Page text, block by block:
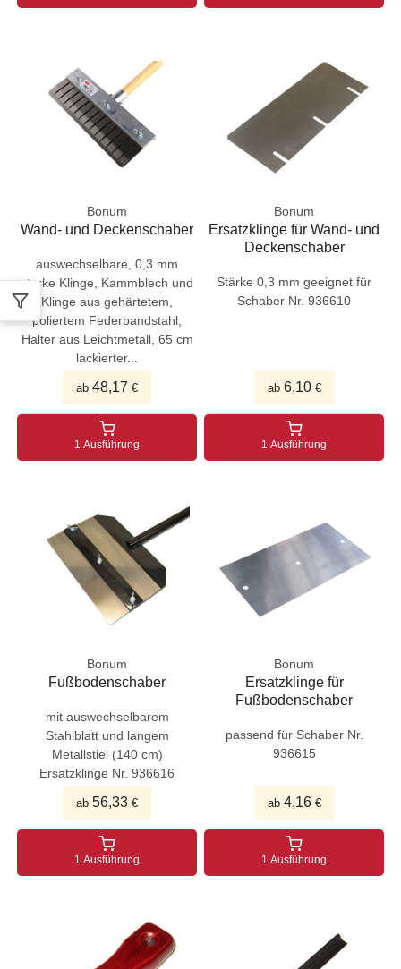
Bonum
Wand- und Deckenschaber
auswechselbare, 0,3 mm
starke Klinge, Kammblech und
Klinge aus gehärtetem,
poliertem Federbandstahl,
Halter aus Leichtmetall, 65 cm
lackierter...
ab 48,17 €
1 Ausführung
Bonum
Ersatzklinge für Wand- und
Deckenschaber
Stärke 0,3 mm geeignet für
Schaber Nr. 936610
ab 6,10€
1 Ausführung
Bonum
Fußbodenschaber
mit auswechselbarem
Stahlblatt und langem
Metallstiel (140 cm)
Ersatzklinge Nr. 936616
ab 56,33 €
1 Ausführung
Bonum
Ersatzklinge für
Fußbodenschaber
passend für Schaber Nr.
936615
ab 4,16€
1 Ausführung